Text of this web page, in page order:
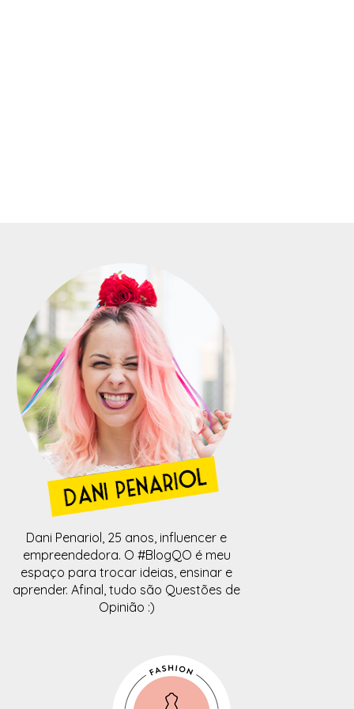
Dani Penariol, 25 anos, influencer e
empreendedora. O #BlogQO é meu
espaço para trocar ideias, ensinar e
aprender. Afinal, tudo são Questões de
Opinião :)